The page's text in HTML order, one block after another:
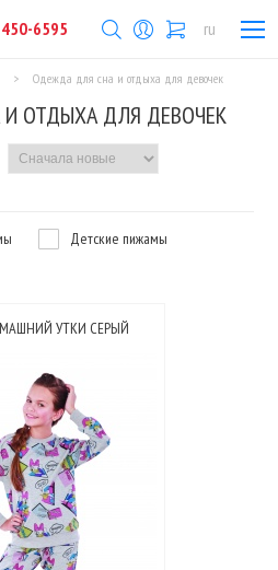
ru
6595
> Одежда для сна и отдыха для девочек
ОТДЫХА ДЛЯ ДЕВОЧЕК
Детские пижамы
УТКИ СЕРЫЙ